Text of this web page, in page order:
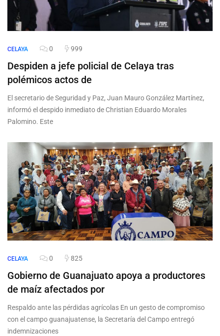
CELAYA 0 999
Despiden a jefe policial de Celaya tras
polémicos actos de
El secretario de Seguridad y Paz, Juan Mauro González Martínez,
informó el despido inmediato de Christian Eduardo Morales
Palomino. Este
CELAYA 0 825
Gobierno de Guanajuato apoya a productores
de maíz afectados por
Respaldo ante las pérdidas agrícolas En un gesto de compromiso
con el campo guanajuatense, la Secretaría del Campo entregó
indemnizaciones